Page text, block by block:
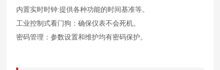
内置实时时钟:提供各种功能的时间基准等。
工业控制式看门狗：确保仪表不会死机。
密码管理：参数设置和维护均有密码保护。